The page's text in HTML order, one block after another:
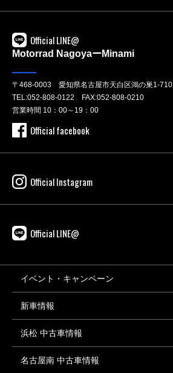
Official LINE@
Motorrad NagoyaーMinami
〒468-0003 愛知県名古屋市天白区鴻の巣1-710
TEL:052-808-0122 FAX:052-808-0210
営業時間 10：00～19：00
Official facebook
Official Instagram
Official LINE@
イベント・キャンペーン
新車情報
浜松 中古車情報
名古屋南 中古車情報